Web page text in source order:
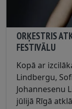
ORĶESTRIS
FESTIVĀLU
Kopā ar
Lindbergu,
Johannesenu
jūlijā Rīgā